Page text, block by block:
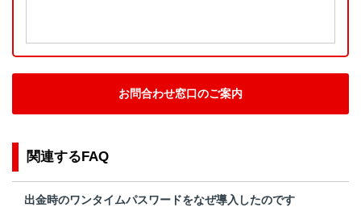
お問合わせ窓口のご案内
関連するFAQ
出金時のワンタイムパスワードをなぜ導入したのです